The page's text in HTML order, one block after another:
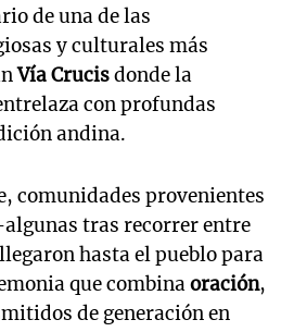
de una de las
y culturales más
Vía Crucisdonde la
con profundas
andina.
comunidades provenientes
tras recorrer entre
hasta el pueblo para
que combinaoración,
de generación en